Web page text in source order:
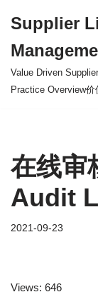
to
content
Supplier
Value Driven
Practice Overview
在线审
Audit
2021-09-23
Views: 646